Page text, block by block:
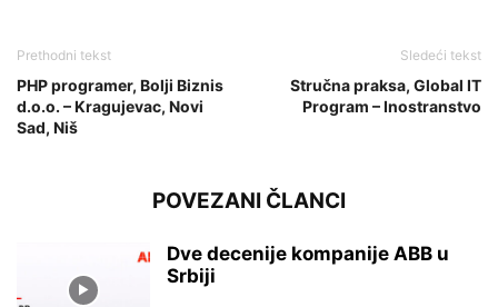
Prethodni tekst
PHP programer, Bolji Biznis
d.o.o. – Kragujevac, Novi
Sad, Niš
Sledeći tekst
Stručna praksa, Global IT
Program – Inostranstvo
POVEZANI ČLANCI
Dve decenije kompanije ABB u
Srbiji